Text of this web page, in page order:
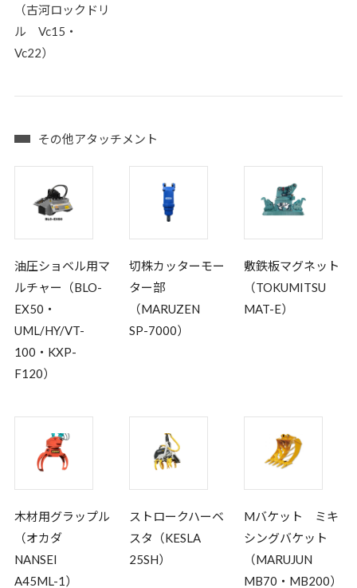
（古河ロックドリ
ル Vc15・
Vc22）
その他アタッチメント
油圧ショベル用マ
ルチャー（BLO-
EX50・
UML/HY/VT-
100・KXP-
F120）
切株カッターモー
ター部
（MARUZEN
SP-7000）
敷鉄板マグネット
（TOKUMITSU
MAT-E）
木材用グラップル
（オカダ
NANSEI
A45ML-1）
ストロークハーベ
スタ（KESLA
25SH）
Mバケット ミキ
シングバケット
（MARUJUN
MB70・MB200）